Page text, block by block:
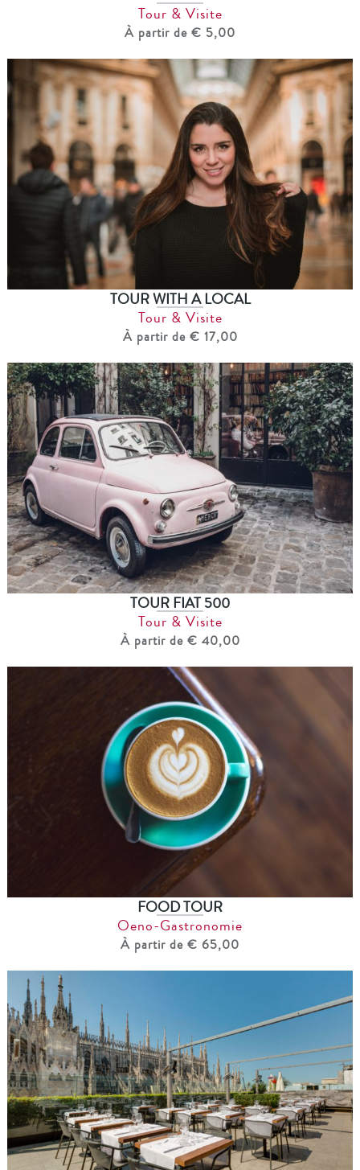
Tour & Visite
À partir de € 5,00
TOUR WITH A LOCAL
Tour & Visite
À partir de € 17,00
TOUR FIAT 500
Tour & Visite
À partir de € 40,00
FOOD TOUR
Oeno-Gastronomie
À partir de € 65,00